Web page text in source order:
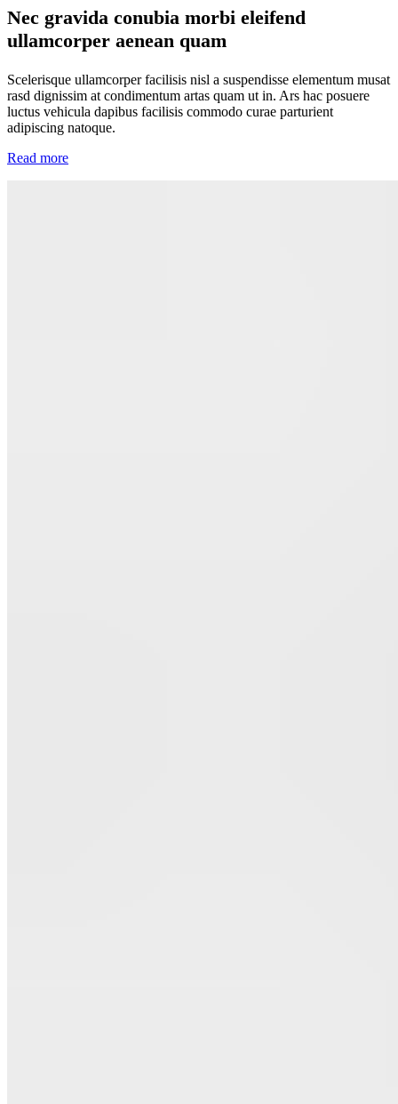
Nec gravida conubia morbi eleifend
ullamcorper aenean quam
Scelerisque ullamcorper facilisis nisl a suspendisse elementum musat
rasd dignissim at condimentum artas quam ut in. Ars hac posuere
luctus vehicula dapibus facilisis commodo curae parturient
adipiscing natoque.
Read more